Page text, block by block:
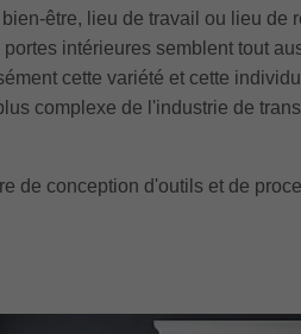
être, lieu de travail ou lieu de
intérieures semblent tout
cette variété et cette
complexe de l'industrie de
de conception d'outils et de